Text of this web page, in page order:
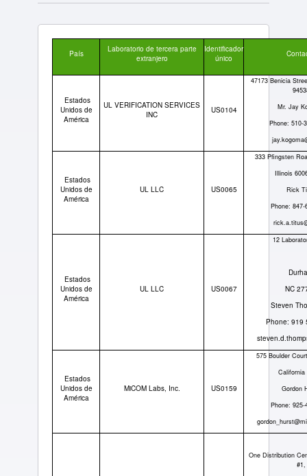
País
Laboratorio de tercera parte
extranjero
Identificador
único
Estados
Unidos de
América
UL VERIFICATION SERVICES
INC
US0104
47173 Benicia
Mr. Jay
Phone: 510-
Estados
Unidos de
América
UL LLC US0065
333 Pfingsten
Illinois
Rick
Phone: 847-
Estados
Unidos de
América
UL LLC US0067
12
NC
Steven
Phone: 919
Estados
Unidos de
América
MiCOM Labs, Inc. US0159
575 Boulder
California
Gordon
Phone: 925-
One Distribution
#1,